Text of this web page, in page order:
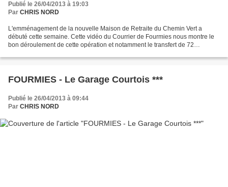
Publié le 26/04/2013 à 19:03
Par CHRIS NORD
L'emménagement de la nouvelle Maison de Retraite du Chemin Vert a
débuté cette semaine. Cette vidéo du Courrier de Fourmies nous montre le
bon déroulement de cette opération et notamment le transfert de 72
FOURMIES - Le Garage Courtois ***
Publié le 26/04/2013 à 09:44
Par CHRIS NORD